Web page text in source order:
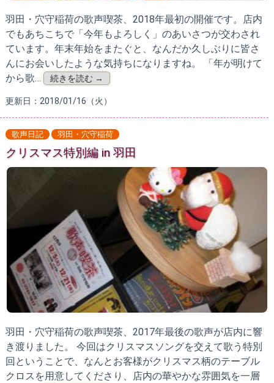
羽田・穴守稲荷の歌声喫茶、2018年最初の開催です。店内
でもあちこちで「今年もよろしく」のあいさつが交わされ
ています。年末年始をまたぐと、なんだか久しぶりに皆さ
んにお会いしたような気持ちになりますね。 「年が明けて
から歌…
続きを読む →
更新日：2018/01/16（火）
歌声日記 羽田・穴守稲荷
クリスマス特別編 in 羽田
羽田・穴守稲荷の歌声喫茶、2017年最後の歌声が店内に響
き渡りました。 今回はクリスマスソングを交えて歌う特別
回ということで、なんとお客様がクリスマス柄のテーブル
クロスを用意してくださり、店内の華やかな雰囲気を一層